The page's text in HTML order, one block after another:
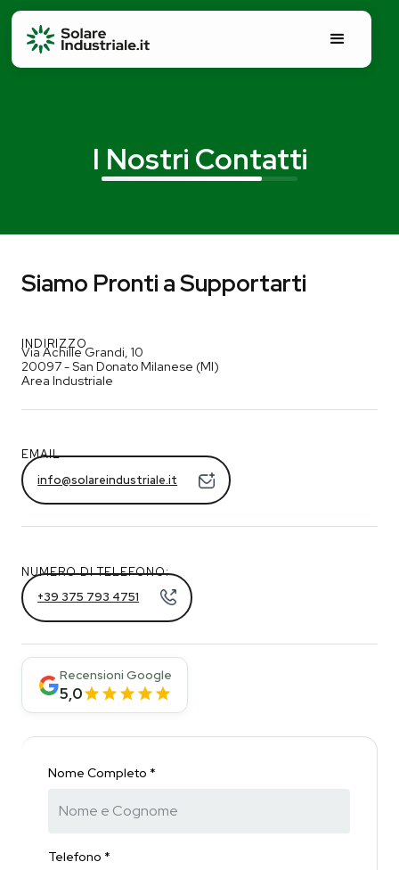
I Nostri Contatti
Siamo Pronti a Supportarti
INDIRIZZO
Via Achille Grandi, 10
20097 - San Donato Milanese (MI)
Area Industriale
EMAIL
info@solareindustriale.it
NUMERO DI TELEFONO:
+39 375 793 4751
Recensioni Google
5,0
Nome Completo *
Telefono *